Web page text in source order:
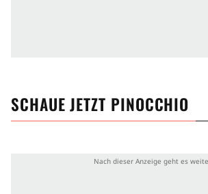
SCHAUE JETZT PINOCCHIO